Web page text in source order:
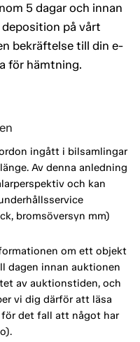
5 dagar och innan
på vårt
bekräftelse till din e-
för hämtning.
ingått i bilsamlingar
Av denna anledning
och kan
bromsöversyn mm)
om ett objekt
dagen innan auktionen
av auktionstiden, och
vi dig därför att läsa
det fall att något har